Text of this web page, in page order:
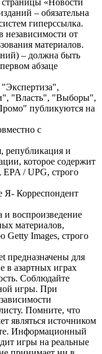
– обязательна
гиперссылка.
от
материалов.
– должна быть
абзаце
"Власть", "Выборы",
публикуются на
с
републикация и
которое содержит
/ UPG, строго
Я- Корреспондент
и воспроизведение
материалов,
Getty Images, строго
предназначены для
в азартных играх
Соблюдайте
игры. При
Помните, что
являться источником
Информационный
игры на реальные